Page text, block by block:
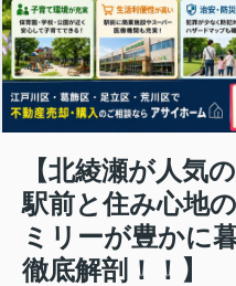
【北綾瀬が人気
駅前と住み心地
ミリーが豊かに
徹底解剖！！】